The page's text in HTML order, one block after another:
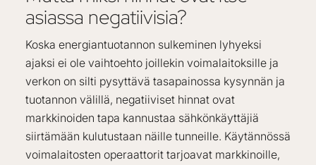
asiassa negatiivisia?
Koska energiantuotannon sulkeminen lyhyeksi
ajaksi ei ole vaihtoehto joillekin voimalaitoksille ja
verkon on silti pysyttävä tasapainossa kysynnän ja
tuotannon välillä, negatiiviset hinnat ovat
markkinoiden tapa kannustaa sähkönkäyttäjiä
siirtämään kulutustaan näille tunneille. Käytännössä
voimalaitosten operaattorit tarjoavat markkinoille,